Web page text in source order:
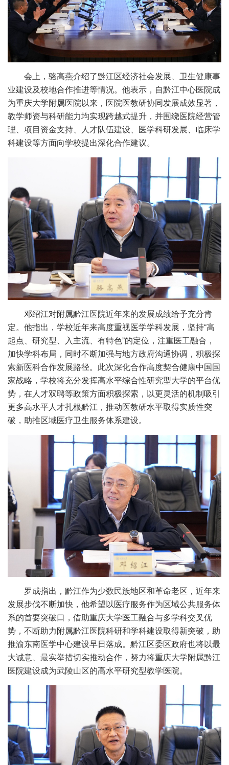
会上，骆高燕介绍了黔江区经济社会发展、卫生健康事
业建设及校地合作推进等情况。他表示，自黔江中心医院成
为重庆大学附属医院以来，医院医教研协同发展成效显著，
教学师资与科研能力均实现跨越式提升，并围绕医院经营管
理、项目资金支持、人才队伍建设、医学科研发展、临床学
科建设等方面向学校提出深化合作建议。
邓绍江对附属黔江医院近年来的发展成绩给予充分肯
定。他指出，学校近年来高度重视医学学科发展，坚持“高
起点、研究型、入主流、有特色”的定位，注重医工融合，
加快学科布局，同时不断加强与地方政府沟通协调，积极探
索新医科合作发展路径。此次深化合作高度契合健康中国国
家战略，学校将充分发挥高水平综合性研究型大学的平台优
势，在人才双聘等政策方面积极探索，以更灵活的机制吸引
更多高水平人才扎根黔江，推动医教研水平取得实质性突
破，助推区域医疗卫生服务体系建设。
罗成指出，黔江作为少数民族地区和革命老区，近年来
发展步伐不断加快，他希望以医疗服务作为区域公共服务体
系的首要突破口，借助重庆大学医工融合与多学科交叉优
势，不断助力附属黔江医院科研和学科建设取得新突破，助
推渝东南医学中心建设早日落成。黔江区委区政府也将以最
大诚意、最实举措切实推动合作，努力将重庆大学附属黔江
医院建设成为武陵山区的高水平研究型教学医院。